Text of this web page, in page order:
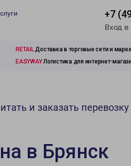
+7
Вход
RETAILДоставка в торговые сети и
EASYWAYЛогистика для интернет-
и заказать перевозку
в Брянск